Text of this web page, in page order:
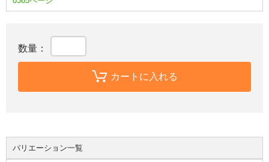
数量：
カートに入れる
バリエーション一覧